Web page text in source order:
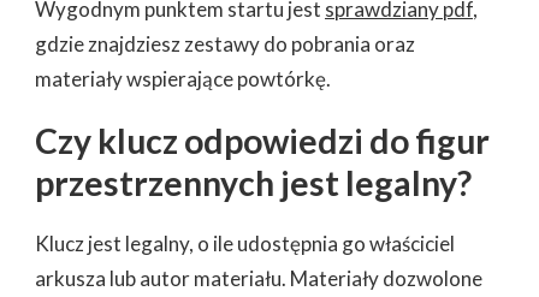
Wygodnym punktem startu jest sprawdziany pdf,
gdzie znajdziesz zestawy do pobrania oraz
materiały wspierające powtórkę.
Czy klucz odpowiedzi do figur
przestrzennych jest legalny?
Klucz jest legalny, o ile udostępnia go właściciel
arkusza lub autor materiału. Materiały dozwolone